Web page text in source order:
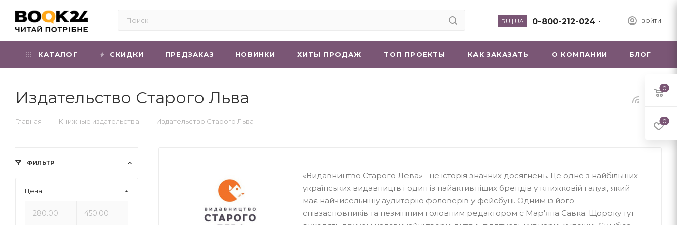
ВОЙТИ
0-800-212-024
RU | UA
КАТАЛОГ СКИДКИ ПРЕДЗАКАЗ НОВИНКИ ХИТЫ ПРОДАЖ ТОП ПРОЕКТЫ КАК ЗАКАЗАТЬ О КОМПАНИИ БЛОГ
Издательство Старого Льва
Главная — Книжные издательства — Издательство Старого Льва
«Видавництво Старого Лева» - це історія значних досягнень. Це одне з найбільших
українських видавництв і один із найактивніших брендів у книжковій галузі, який
має найчисельнішу аудиторію фоловерів у фейсбуці. Одним із його
співзасновників та незмінним головним редактором є Мар'яна Савка. Щороку тут
ФИЛЬТР
Цена
0
0